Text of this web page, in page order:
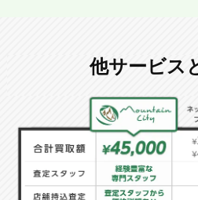
他サービス